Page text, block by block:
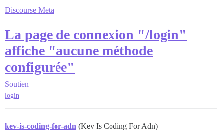
Discourse Meta
La page de connexion "/login"
affiche "aucune méthode
configurée"
Soutien
login
kev-is-coding-for-adn (Kev Is Coding For Adn)